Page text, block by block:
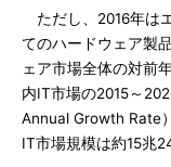
ただし、2016年は
てのハードウェア製
ェア市場全体の対前
内IT市場の2015～
Annual Growth Rate
IT市場規模は約15兆